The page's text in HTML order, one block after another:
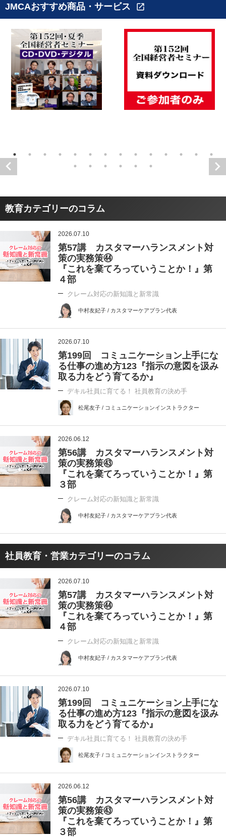
JMCAおすすめ商品・サービス open_in_new
教育カテゴリーのコラム
2026.07.10
第57講 カスタマーハランスメント対
策の実務策㊹
『これを棄てろっていうことか！』第
４部
クレーム対応の新知識と新常識
中村友妃子 / カスタマーケアプラン代表
2026.07.10
第199回 コミュニケーション上手にな
る仕事の進め方123『指示の意図を汲み
取る力をどう育てるか』
デキル社員に育てる！ 社員教育の決め手
松尾友子 / コミュニケーションインストラクター
2026.06.12
第56講 カスタマーハランスメント対
策の実務策㊸
『これを棄てろっていうことか！』第
３部
クレーム対応の新知識と新常識
中村友妃子 / カスタマーケアプラン代表
社員教育・営業カテゴリーのコラム
2026.07.10
第57講 カスタマーハランスメント対
策の実務策㊹
『これを棄てろっていうことか！』第
４部
クレーム対応の新知識と新常識
中村友妃子 / カスタマーケアプラン代表
2026.07.10
第199回 コミュニケーション上手にな
る仕事の進め方123『指示の意図を汲み
取る力をどう育てるか』
デキル社員に育てる！ 社員教育の決め手
松尾友子 / コミュニケーションインストラクター
2026.06.12
第56講 カスタマーハランスメント対
策の実務策㊸
『これを棄てろっていうことか！』第
３部